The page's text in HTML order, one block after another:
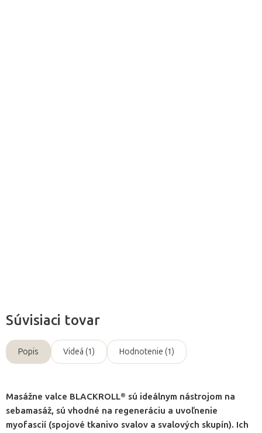
Súvisiaci tovar
Popis Videá (1) Hodnotenie (1)
Masážne valce BLACKROLL® sú ideálnym nástrojom na
sebamasáž, sú vhodné na regeneráciu a uvoľnenie
myofascií (spojové tkanivo svalov a svalových skupín). Ich